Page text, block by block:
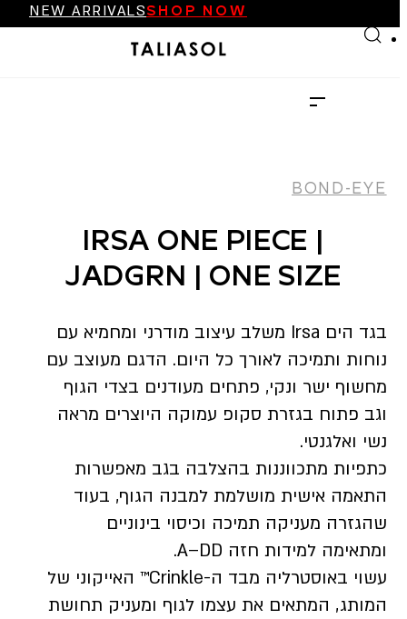
Skip to main content
FINAL SALE UP TO 70%
SHOP NOW
FINAL SALE UP TO 70%
…
BOND-EYE
IRSA ONE PIECE |
JADGRN | ONE SIZE
בגד הים Irsa משלב עיצוב מודרני ומחמיא עם
נוחות ותמיכה לאורך כל היום. הדגם מעוצב עם
מחשוף ישר ונקי, פתחים מעודנים בצדי הגוף
וגב פתוח בגזרת סקופ עמוקה היוצרים מראה
נשי ואלגנטי.
כתפיות מתכווננות בהצלבה בגב מאפשרות
התאמה אישית מושלמת למבנה הגוף, בעוד
שהגזרה מעניקה תמיכה וכיסוי בינוניים
ומתאימה למידות חזה A–DD.
עשוי באוסטרליה מבד ה-Crinkle™ האייקוני של
המותג, המתאים את עצמו לגוף ומעניק תחושת